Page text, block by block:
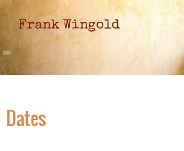
Frank Wingold
Dates